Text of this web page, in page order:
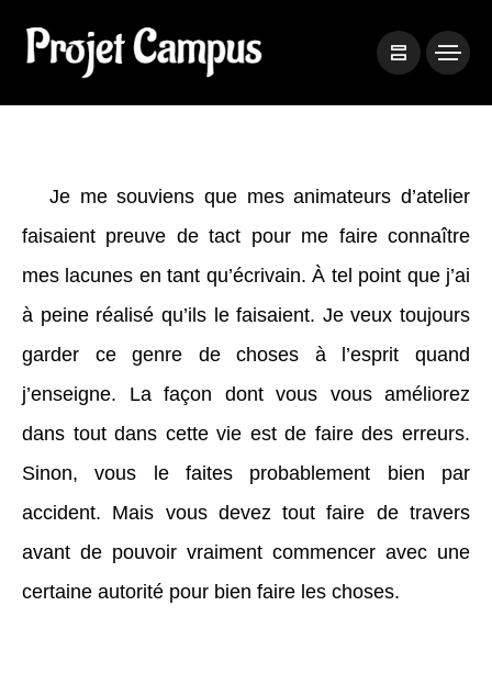
Je me souviens que mes animateurs d’atelier
faisaient preuve de tact pour me faire connaître
mes lacunes en tant qu’écrivain. À tel point que j’ai
à peine réalisé qu’ils le faisaient. Je veux toujours
garder ce genre de choses à l’esprit quand
j’enseigne. La façon dont vous vous améliorez
dans tout dans cette vie est de fairedes erreurs.
Sinon, vous le faites probablement bien par
accident. Mais vous devez tout faire de travers
avant de pouvoir vraiment commencer avec une
certaine autorité pour bien faire les choses.